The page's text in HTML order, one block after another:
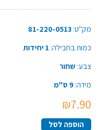
מק"ט:81-220-0513
כמות בחבילה: 1 יחידות
צבע: שחור
מידה:9 ס"מ
₪7.90
הוספה לסל